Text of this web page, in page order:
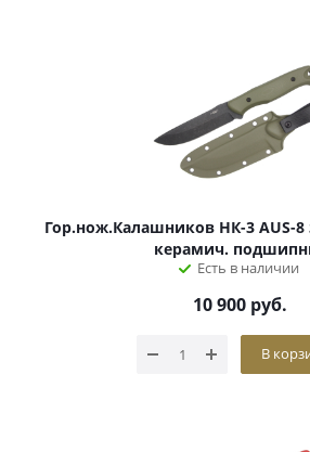
Гор.нож.Калашников НК-3 AUS-
керамич.
Есть в наличии
10 900руб.
В